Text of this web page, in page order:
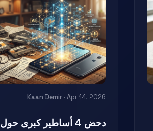
Kaan Demir · Apr 14, 2026
دحض 4 أساطير كبرى حول